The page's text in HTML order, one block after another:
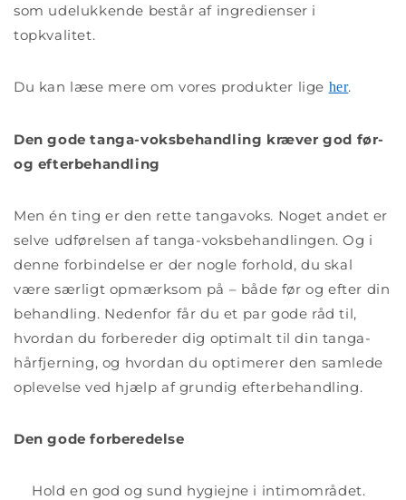
som udelukkende består af ingredienser i
topkvalitet.
Du kan læse mere om vores produkter lige her.
Den gode tanga-voksbehandling kræver god før-
og efterbehandling
Men én ting er den rette tangavoks. Noget andet er
selve udførelsen af tanga-voksbehandlingen. Og i
denne forbindelse er der nogle forhold, du skal
være særligt opmærksom på – både før og efter din
behandling. Nedenfor får du et par gode råd til,
hvordan du forbereder dig optimalt til din tanga-
hårfjerning, og hvordan du optimerer den samlede
oplevelse ved hjælp af grundig efterbehandling.
Den gode forberedelse
Hold en god og sund hygiejne i intimområdet.